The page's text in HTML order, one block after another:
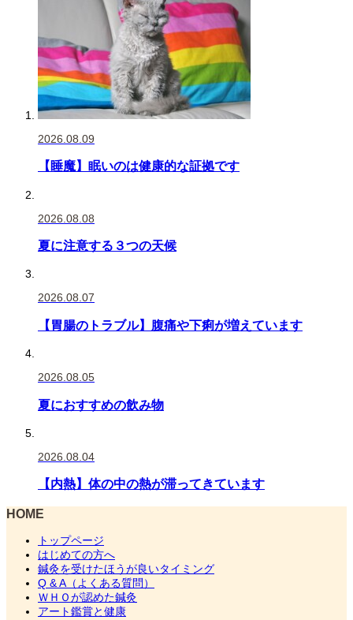
2026.08.09
【睡魔】眠いのは健康的な証拠です
2026.08.08
夏に注意する３つの天候
2026.08.07
【胃腸のトラブル】腹痛や下痢が増えています
2026.08.05
夏におすすめの飲み物
2026.08.04
【内熱】体の中の熱が滞ってきています
HOME
トップページ
はじめての方へ
鍼灸を受けたほうが良いタイミング
Q & A（よくある質問）
ＷＨＯが認めた鍼灸
アート鑑賞と健康